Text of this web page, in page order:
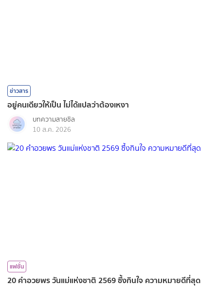
ข่าวสาร
อยู่คนเดียวให้เป็น ไม่ได้แปลว่าต้องเหงา
บทความสายชิล
10 ส.ค. 2026
แฟชั่น
20 คำอวยพร วันแม่แห่งชาติ 2569 ซึ้งกินใจ ความหมายดีที่สุด